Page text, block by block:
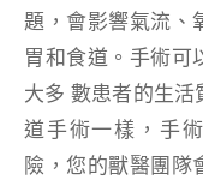
題，會影響氣流、
胃和食道。手術可
大多 數患者的生
道手術一樣，手
險，您的獸醫團隊